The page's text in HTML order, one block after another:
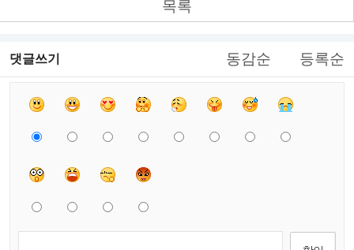
목록
댓글쓰기 동감순 등록순